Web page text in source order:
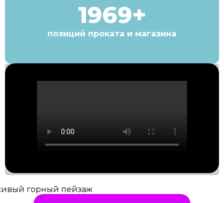
1969+
позиций проката и магазина